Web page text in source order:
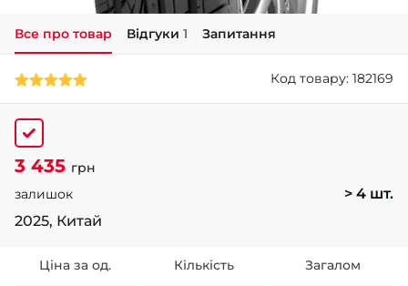
+38 (050)-911-911-2
+38 (099)-643-33-77
Все про товар Відгуки 1 Запитання
Код товару: 182169
3 435 грн
залишок
> 4 шт.
2025, Китай
Ціна за од. Кількість Загалом